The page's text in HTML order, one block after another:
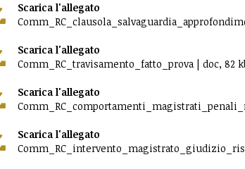
Scarica l'allegato
Scarica l'allegato
Comm_RC_travisamento_fatto_prova | doc, 82
Scarica l'allegato
Scarica l'allegato